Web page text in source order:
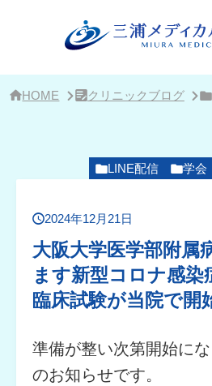
HOME クリニックブログ
LINE配信 学会
2024年12月21日
大阪大学医学部附属
ます新型コロナ感染
臨床試験が当院で開
準備が整い次第開始に
のお知らせです。